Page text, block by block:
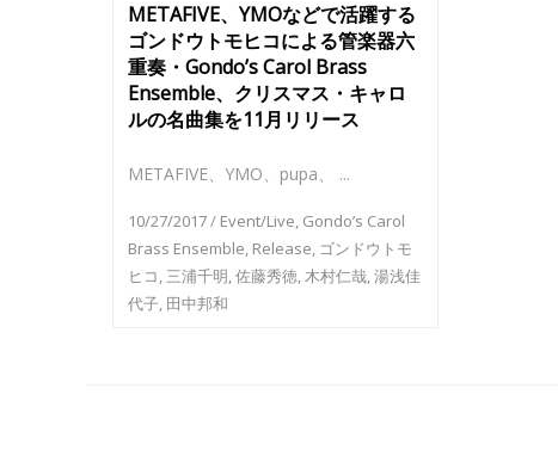
METAFIVE、YMOなどで活躍する
ゴンドウトモヒコによる管楽器六
重奏・Gondo’s Carol Brass
Ensemble、クリスマス・キャロ
ルの名曲集を11月リリース
METAFIVE、YMO、pupa、 ...
10/27/2017/ Event/Live, Gondo’s Carol
Brass Ensemble, Release, ゴンドウトモ
ヒコ, 三浦千明,佐藤秀徳,木村仁哉,湯浅佳
代子, 田中邦和